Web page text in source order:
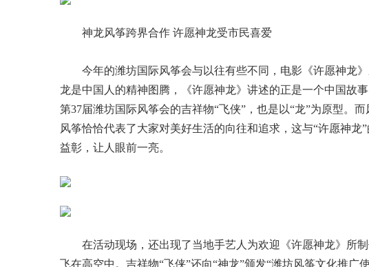
神龙风筝跨界合作 许愿神龙受市民喜爱
今年的潍坊国际风筝会与以往有些不同，电影《许愿神龙
龙是中国人的精神图腾，《许愿神龙》讲述的正是一个中国故
第37届潍坊国际风筝会的吉祥物“飞侠”，也是以“龙”为原型。
风筝恰恰代表了大家对美好生活的向往和追求，这与“许愿神
益彰，让人眼前一亮。
在活动现场，还出现了当地手艺人为欢迎《许愿神龙》所
飞在高空中。吉祥物“飞侠”还向“神龙”颁发“潍坊风筝文化推广